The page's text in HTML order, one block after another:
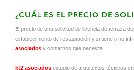
¿CUÁL ES EL PRECIO DE
El precio de una solicitud de licencia de terraza
establecimiento de restauración y si tiene o no
asociados y contarnos que necesita.
bt2 asociados estudio de arquitectos técnicos